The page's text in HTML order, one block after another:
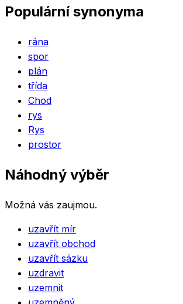
Populární synonyma
rána
spor
plán
třída
Chod
rys
Rys
prostor
Náhodný výběr
Možná vás zaujmou.
uzavřít mír
uzavřít obchod
uzavřít sázku
uzdravit
uzemnit